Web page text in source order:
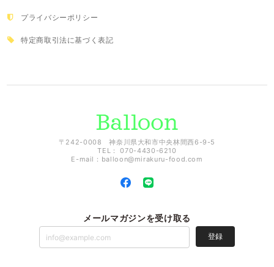
プライバシーポリシー
特定商取引法に基づく表記
〒242-0008 神奈川県大和市中央林間西6-9-5
TEL： 070-4430-6210
E-mail： balloon@mirakuru-food.com
メールマガジンを受け取る
登録